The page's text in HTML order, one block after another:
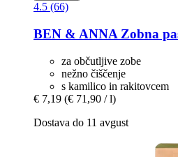
4.5 (66)
BEN & ANNA Zobna
za občutljive zobe
nežno čiščenje
s kamilico in rakitovcem
€ 7,19 (€ 71,90 / l)
Dostava do 11 avgust